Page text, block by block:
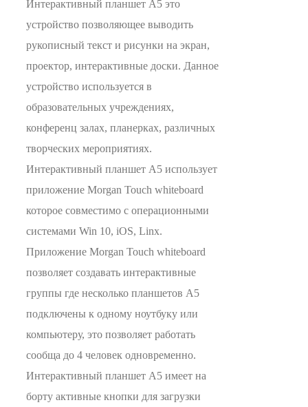
Интерактивный планшет А5 это
устройство позволяющее выводить
рукописный текст и рисунки на экран,
проектор, интерактивные доски. Данное
устройство используется в
образовательных учреждениях,
конференц залах, планерках, различных
творческих мероприятиях.
Интерактивный планшет А5 использует
приложение Morgan Touch whiteboard
которое совместимо с операционными
системами Win 10, iOS, Linx.
Приложение Morgan Touch whiteboard
позволяет создавать интерактивные
группы где несколько планшетов А5
подключены к одному ноутбуку или
компьютеру, это позволяет работать
сообща до 4 человек одновременно.
Интерактивный планшет А5 имеет на
борту активные кнопки для загрузки